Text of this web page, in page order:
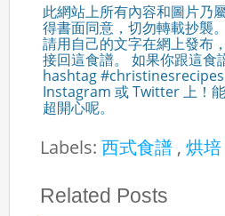
此網站上所有內容和圖片乃
得書面同意，切勿轉載抄襲
請用自己的文字在網上發布
接回這食譜。 如果你跟這食
hashtag #christinesrecipes
Instagram 或 Twitter 上！
超開心呢。
Labels:西式食譜 ,烘培
Related Posts